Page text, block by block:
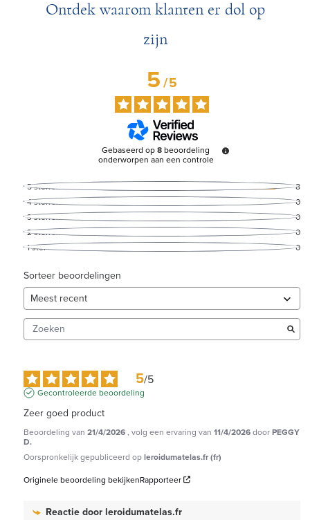
Ontdek waarom klanten er dol op
zijn
5/5
Gebaseerd op8beoordeling
onderworpen aan een controle
5sterren
8
4sterren
0
3sterren
0
2sterren
0
1ster 0
Sorteer beoordelingen
5/5
Gecontroleerde beoordeling
Zeer goed product
Beoordeling van 21/4/2026, volg een ervaring van 11/4/2026doorPEGGY
D.
Oorspronkelijk gepubliceerd opleroidumatelas.fr (fr)
Originele beoordeling bekijkenRapporteer
Reactie doorleroidumatelas.fr